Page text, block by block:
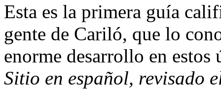
Esta es la primera guía
gente de Cariló, que lo
enorme desarrollo en estos
Sitio en español, revisado